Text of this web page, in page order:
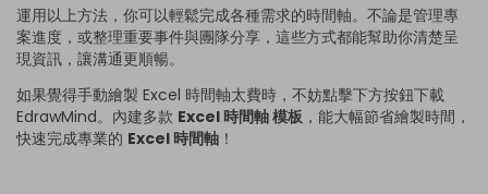
運用以上方法，你可以輕鬆完成各種需求的時間軸。不論是管理專
案進度，或整理重要事件與團隊分享，這些方式都能幫助你清楚呈
現資訊，讓溝通更順暢。
如果覺得手動繪製 Excel 時間軸太費時，不妨點擊下方按鈕下載
EdrawMind。內建多款 Excel 時間軸 模板 ，能大幅節省繪製時間，
快速完成專業的 Excel 時間軸 ！